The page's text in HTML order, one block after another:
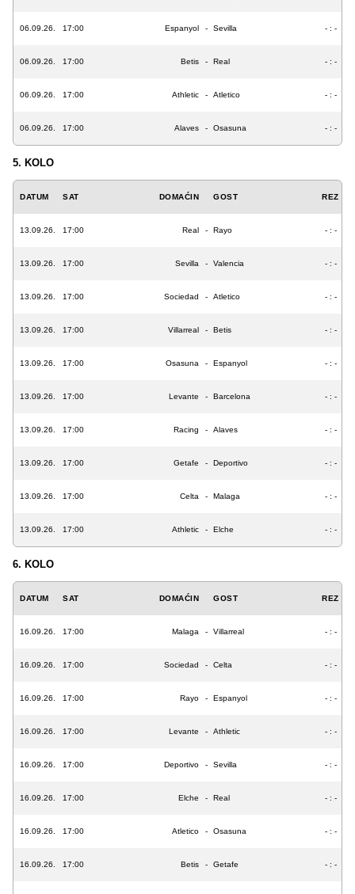
06.09.26. 17:00 Espanyol - Sevilla - : -
06.09.26. 17:00 Betis - Real - : -
06.09.26. 17:00 Athletic - Atletico - : -
06.09.26. 17:00 Alaves - Osasuna - : -
5. KOLO
DATUM SAT DOMAĆIN GOST REZ
13.09.26. 17:00 Real - Rayo - : -
13.09.26. 17:00 Sevilla - Valencia - : -
13.09.26. 17:00 Sociedad - Atletico - : -
13.09.26. 17:00 Villarreal - Betis - : -
13.09.26. 17:00 Osasuna - Espanyol - : -
13.09.26. 17:00 Levante - Barcelona - : -
13.09.26. 17:00 Racing - Alaves - : -
13.09.26. 17:00 Getafe - Deportivo - : -
13.09.26. 17:00 Celta - Malaga - : -
13.09.26. 17:00 Athletic - Elche - : -
6. KOLO
DATUM SAT DOMAĆIN GOST REZ
16.09.26. 17:00 Malaga - Villarreal - : -
16.09.26. 17:00 Sociedad - Celta - : -
16.09.26. 17:00 Rayo - Espanyol - : -
16.09.26. 17:00 Levante - Athletic - : -
16.09.26. 17:00 Deportivo - Sevilla - : -
16.09.26. 17:00 Elche - Real - : -
16.09.26. 17:00 Atletico - Osasuna - : -
16.09.26. 17:00 Betis - Getafe - : -